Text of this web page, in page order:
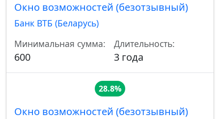
Окно возможностей (безотзывный)
Банк ВТБ (Беларусь)
Минимальная сумма:
600
Длительность:
3 года
28.8%
Окно возможностей (безотзывный)